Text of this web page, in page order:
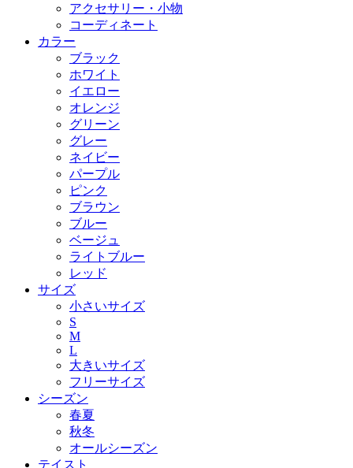
アクセサリー・小物
コーディネート
カラー
ブラック
ホワイト
イエロー
オレンジ
グリーン
グレー
ネイビー
パープル
ピンク
ブラウン
ブルー
ベージュ
ライトブルー
レッド
サイズ
小さいサイズ
S
M
L
大きいサイズ
フリーサイズ
シーズン
春夏
秋冬
オールシーズン
テイスト